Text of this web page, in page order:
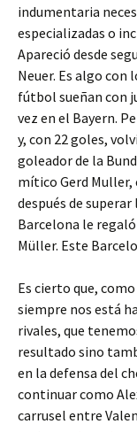
indumentaria
especializadas o
Apareció desde
Neuer. Es algo con
fútbol sueñan con
vez en el Bayern.
y, con 22 goles,
goleador de la
mítico Gerd Muller,
después de
Barcelona le
Müller. Este
Es cierto que,
siempre nos está
rivales, que
resultado sino
en la defensa del
continuar como
carrusel entre